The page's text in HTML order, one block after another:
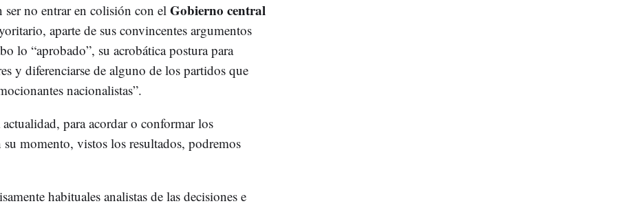
ser no entrar en colisión con el Gobierno central
aparte de sus convincentes argumentos
lo “aprobado”, su acrobática postura para
y diferenciarse de alguno de los partidos que
nacionalistas”.
para acordar o conformar los
su momento, vistos los resultados, podremos
habituales analistas de las decisiones e